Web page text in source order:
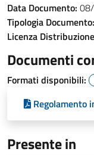
Data Documento:
Tipologia Documento:
Licenza
Documenti
Formati disponibili:
Regolamento
Presente in